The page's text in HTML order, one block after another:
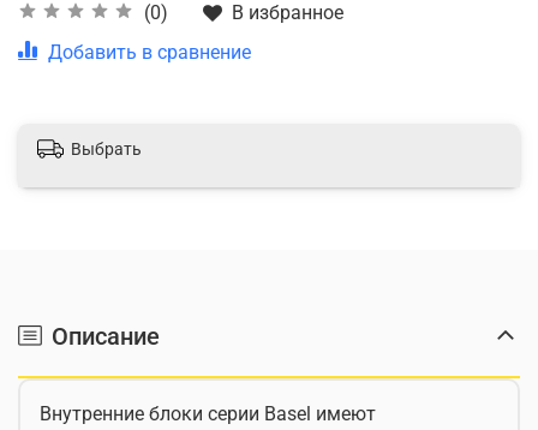
(0)
В избранное
Добавить в сравнение
Выбрать
Описание
Внутренние блоки серии Basel имеют